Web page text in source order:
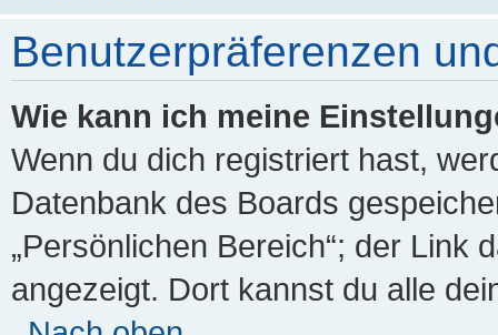
Benutzerpräferenzen
Wie kann ich meine
Wenn du dich registriert hast,
Datenbank des Boards
„Persönlichen Bereich“; der Link
angezeigt. Dort kannst du alle